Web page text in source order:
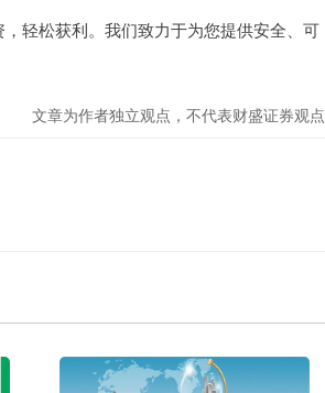
轻松获利。我们致力于为您提供安全、可
文章为作者独立观点，不代表财盛证券观点